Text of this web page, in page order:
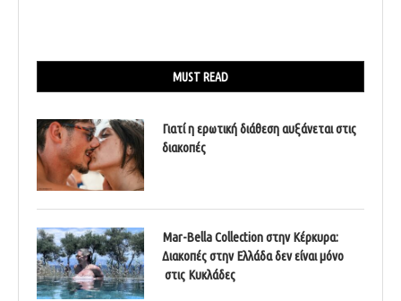
MUST READ
Γιατί η ερωτική διάθεση αυξάνεται στις
διακοπές
Mar-Bella Collection στην Κέρκυρα:
Διακοπές στην Ελλάδα δεν είναι μόνο
στις Κυκλάδες